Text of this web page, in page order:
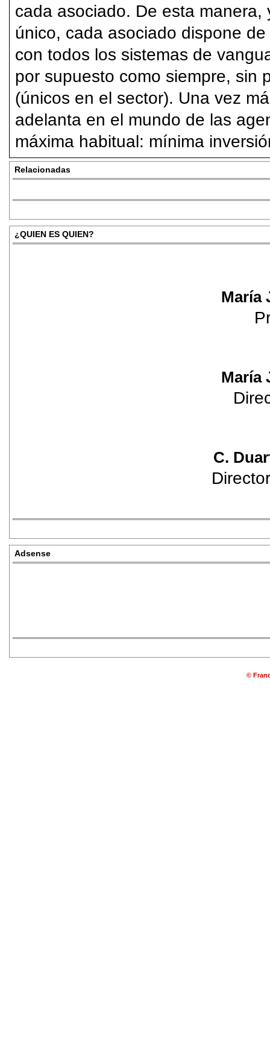
cada asociado. De esta
único, cada asociado dispone
con todos los sistemas de
por supuesto como siempre, sin
(únicos en el sector). Una vez
adelanta en el mundo de las
máxima habitual: mínima
Relacionadas
¿QUIEN ES QUIEN?
María
María
C.
Adsense
©